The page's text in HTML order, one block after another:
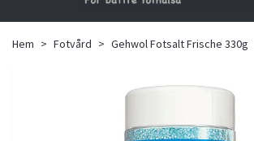
Hem Fotvård Gehwol Fotsalt Frische 330g